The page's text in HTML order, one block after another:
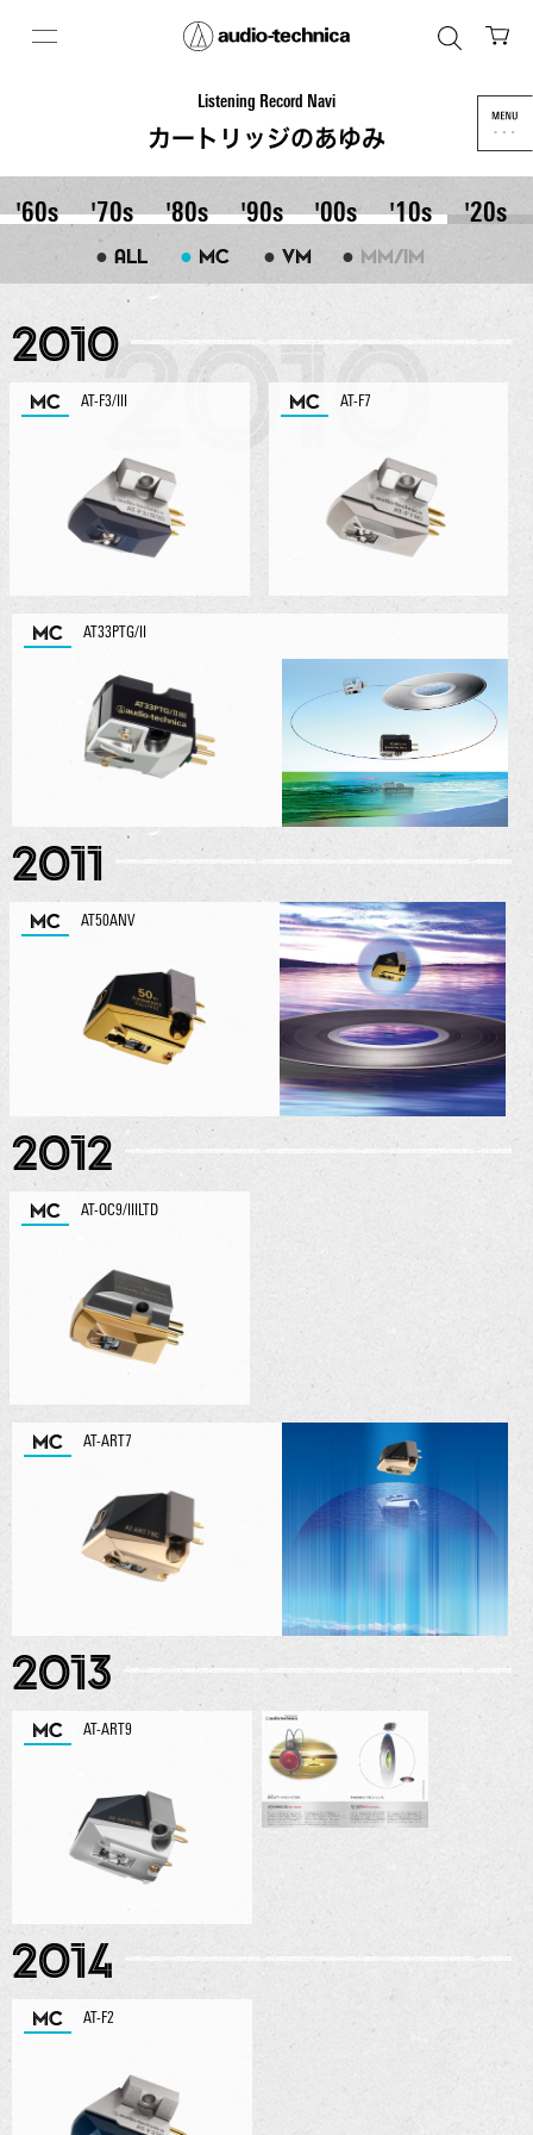
Listening Record Navi
カートリッジのあゆみ
'60s '70s '80s '90s '00s '10s '20s
● ALL ● MC ● VM ● MM/IM
2010
MC AT-F3/III MC AT-F7
MC AT33PTG/II
2011
MC AT50ANV
2012
MC AT-OC9/IIILTD
MC AT-ART7
2013
MC AT-ART9
2014
MC AT-F2